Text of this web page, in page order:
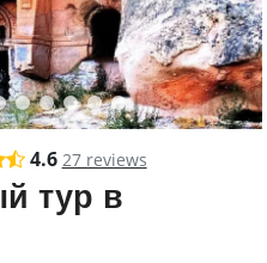
4.6 27 reviews
тур в